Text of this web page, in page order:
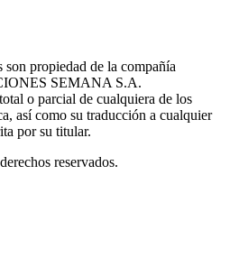
son propiedad de la compañía
SEMANA S.A.
o parcial de cualquiera de los
así como su traducción a cualquier
por su titular.
reservados.